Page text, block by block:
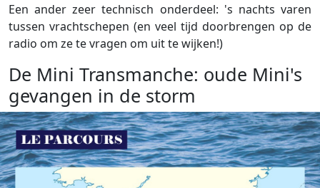
Een ander zeer technisch onderdeel: 's nachts varen
tussen vrachtschepen (en veel tijd doorbrengen op de
radio om ze te vragen om uit te wijken!)
De Mini Transmanche: oude Mini's
gevangen in de storm